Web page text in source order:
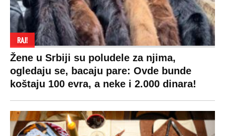
RAJ!
Žene u Srbiji su poludele za njima,
ogledaju se, bacaju pare: Ovde bunde
koštaju 100 evra, a neke i 2.000 dinara!